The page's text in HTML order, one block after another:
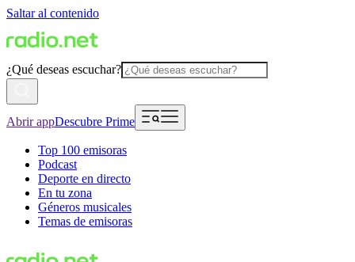
Saltar al contenido
¿Qué deseas escuchar?
Abrir appDescubre Prime
Top 100 emisoras
Podcast
Deporte en directo
En tu zona
Géneros musicales
Temas de emisoras